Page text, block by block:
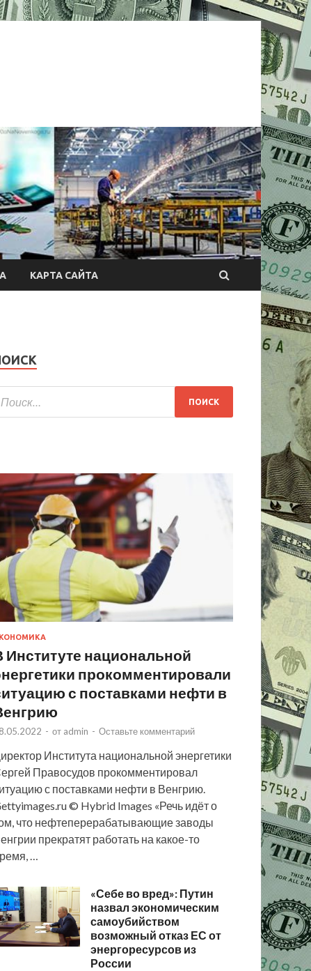
КАРТА САЙТА
Институте национальной
прокомментировали
с поставками нефти в
- от admin - Оставьте комментарий
Института национальной энергетики
Правосудов прокомментировал
с поставками нефти в Венгрию.
© Hybrid Images «Речь идёт о
что нефтеперерабатывающие заводы
прекратят работать на какое-то
…
«Себе во вред»: Путин
назвал экономическим
самоубийством
возможный отказ ЕС от
энергоресурсов из
России